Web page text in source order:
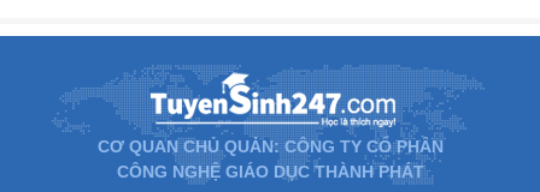
CƠ QUAN CHỦ QUẢN: CÔNG TY CỔ PHẦN
CÔNG NGHỆ GIÁO DỤC THÀNH PHÁT